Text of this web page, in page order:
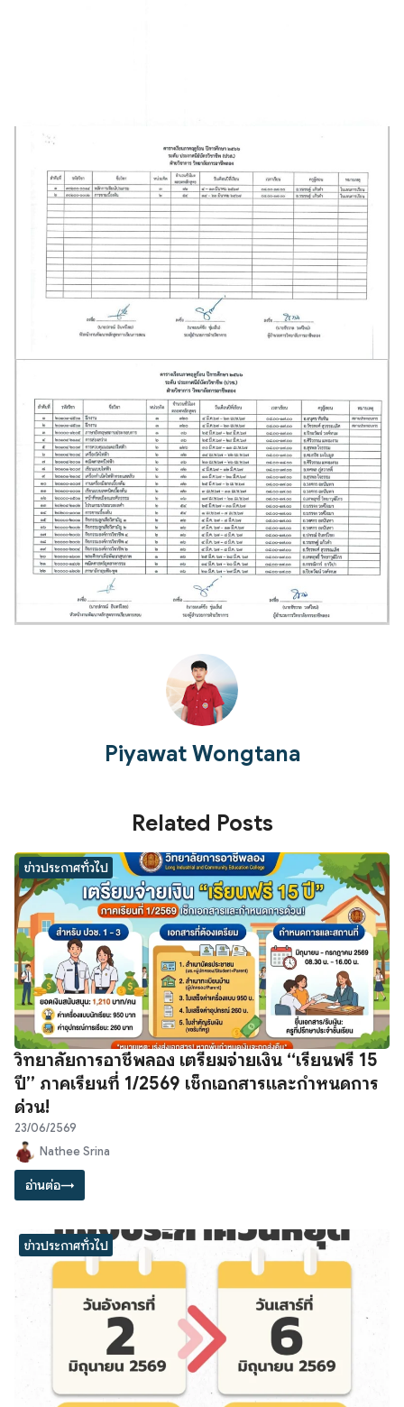
Piyawat Wongtana
Related Posts
ข่าวประกาศทั่วไป
วิทยาลัยการอาชีพลอง เตรียมจ่ายเงิน “เรียนฟรี 15
ปี” ภาคเรียนที่ 1/2569 เช็กเอกสารและกำหนดการ
ด่วน!
23/06/2569
Nathee Srina
อ่านต่อ→
ข่าวประกาศทั่วไป